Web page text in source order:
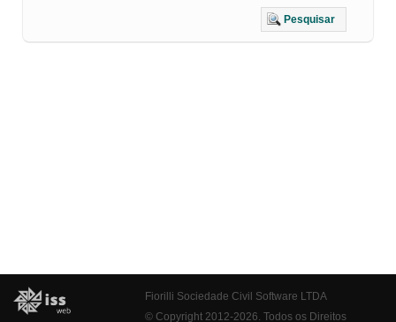
Pesquisar
Fiorilli Sociedade Civil Software LTDA
© Copyright 2012-2026. Todos os Direitos